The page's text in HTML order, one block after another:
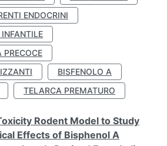
ENDOCRINI
PRECOCE
BISFENOLO A
TELARCA PREMATURO
Rodent Model to Study
Effects of Bisphenol A